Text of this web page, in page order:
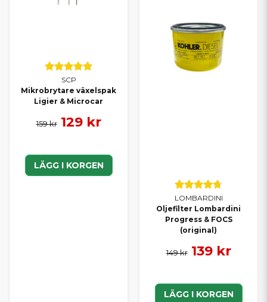
SCP
Mikrobrytare växelspak
Ligier & Microcar
159 kr 129 kr
LÄGG I KORGEN
LOMBARDINI
Oljefilter Lombardini
Progress & FOCS
(original)
149 kr 139 kr
LÄGG I KORGEN